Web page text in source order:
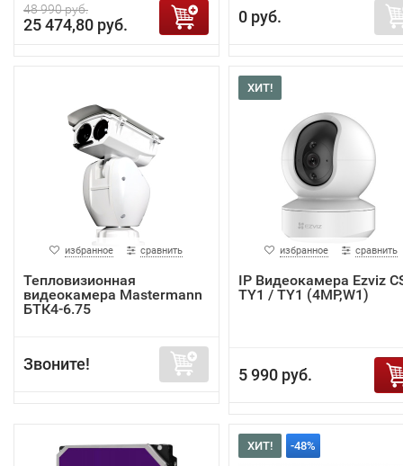
48 990 руб.
25 474,80 руб. 0 руб.
избранное сравнить
Тепловизионная
видеокамера Mastermann
БТК4-6.75
Звоните!
ХИТ!
избранное сравнить
IP Видеокамера Ezviz
TY1 / TY1 (4MP,W1)
5 990 руб.
ХИТ! -48%